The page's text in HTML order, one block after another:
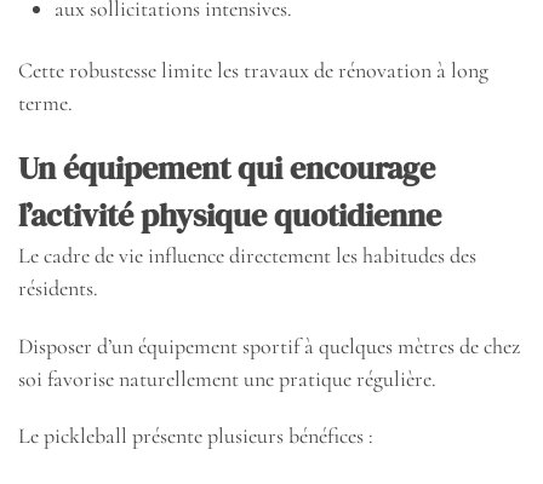
aux sollicitations intensives.
Cette robustesse limite les travaux de rénovation à long
terme.
Un équipement qui encourage
l’activité physique quotidienne
Le cadre de vie influence directement les habitudes des
résidents.
Disposer d’un équipement sportif à quelques mètres de chez
soi favorise naturellement une pratique régulière.
Le pickleball présente plusieurs bénéfices :